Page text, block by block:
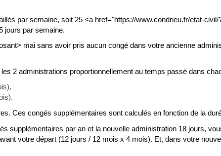
par semaine, soit 25 <a href="https://www.condrieu.fr/etat-
jours par semaine.
mai sans avoir pris aucun congé dans votre ancienne
2 administrations proportionnellement au temps passé dans
Ces congés supplémentaires sont calculés en fonction de la
supplémentaires par an et la nouvelle administration 18 jours,
votre départ (12 jours / 12 mois x 4 mois). Et, dans votre